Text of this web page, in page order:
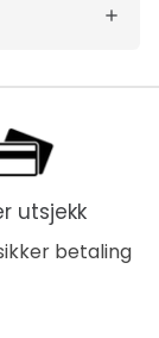
utsjekk
betaling